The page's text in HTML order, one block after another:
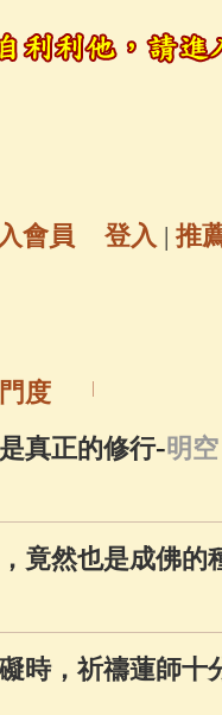
聖救度佛母
參
會員 登入 | 推
度
真正的修行-明空
竟然也是成佛的
時，祈禱蓮師十